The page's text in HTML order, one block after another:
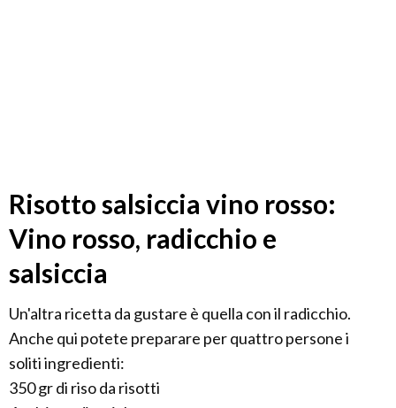
Risotto salsiccia vino rosso:
Vino rosso, radicchio e
salsiccia
Un'altra ricetta da gustare è quella con il radicchio.
Anche qui potete preparare per quattro persone i
soliti ingredienti:
350 gr di riso da risotti